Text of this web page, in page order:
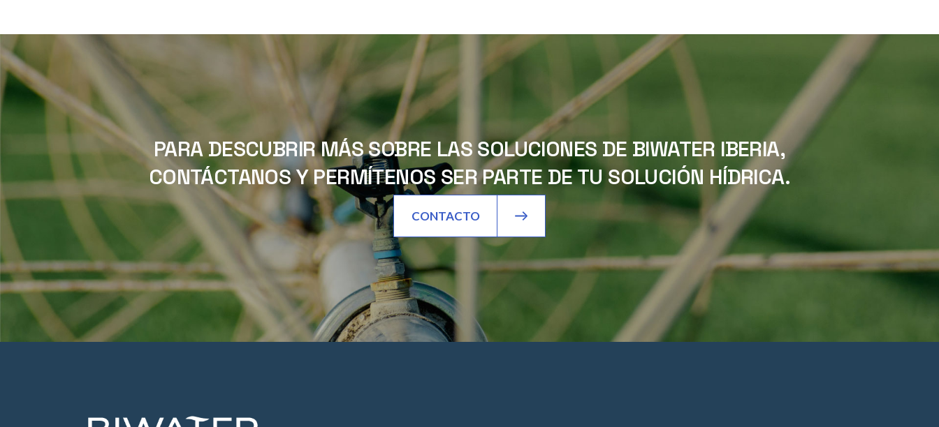
PARA DESCUBRIR MÁS SOBRE LAS SOLUCIONES DE BIWATER IBERIA,
CONTÁCTANOS Y PERMÍTENOS SER PARTE DE TU SOLUCIÓN HÍDRICA.
CONTACTO